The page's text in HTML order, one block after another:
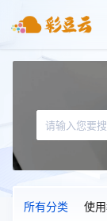
所有分类 使